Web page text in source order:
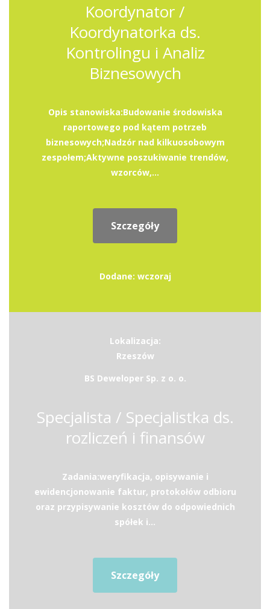
Koordynator /
Koordynatorka ds.
Kontrolingu i Analiz
Biznesowych
Opis stanowiska:Budowanie środowiska
raportowego pod kątem potrzeb
biznesowych;Nadzór nad kilkuosobowym
zespołem;Aktywne poszukiwanie trendów,
wzorców,...
Szczegóły
Dodane: wczoraj
Lokalizacja:
Rzeszów
BS Deweloper Sp. z o. o.
Specjalista / Specjalistka ds.
rozliczeń i finansów
Zadania:weryfikacja, opisywanie i
ewidencjonowanie faktur, protokołów odbioru
oraz przypisywanie kosztów do odpowiednich
spółek i...
Szczegóły